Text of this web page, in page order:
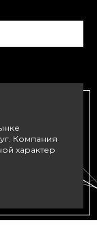
Компания
характер